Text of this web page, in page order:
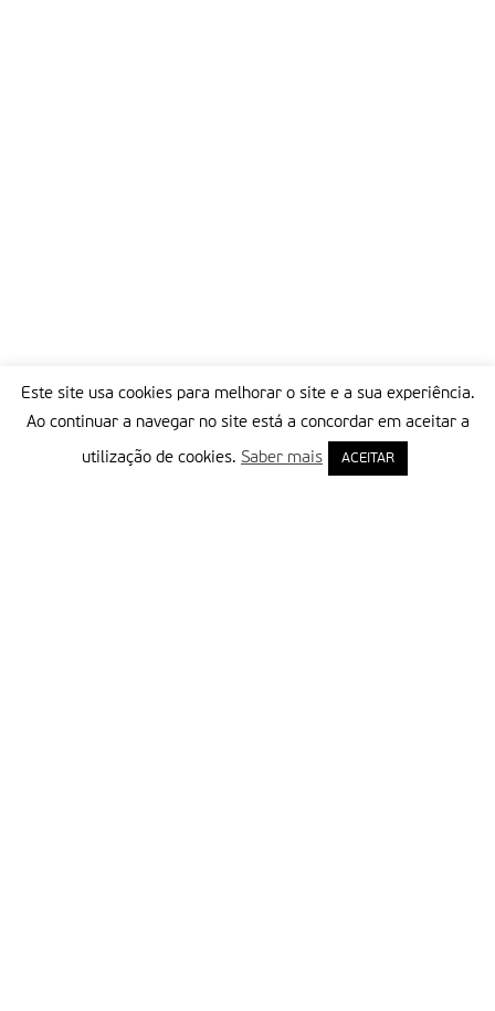
Este site usa cookies para melhorar o site e a sua experiência.
Ao continuar a navegar no site está a concordar em aceitar a
utilização de cookies. Saber mais ACEITAR